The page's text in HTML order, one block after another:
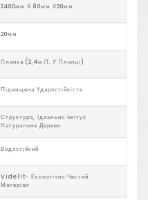
2400мм Х 80мм Х20мм
20мм
Планка (2,4м.п. У Планці)
Підвищена Ударостійкість
Структура, Ідеально Імітує
Натуральне Дерево
Водостійкий
Videlit- Екологічно Чистий
Матеріал